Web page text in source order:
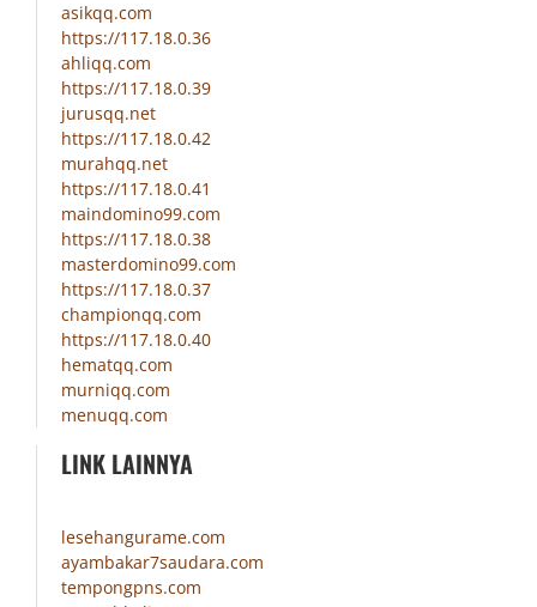
asikqq.com
https://117.18.0.36
ahliqq.com
https://117.18.0.39
jurusqq.net
https://117.18.0.42
murahqq.net
https://117.18.0.41
maindomino99.com
https://117.18.0.38
masterdomino99.com
https://117.18.0.37
championqq.com
https://117.18.0.40
hematqq.com
murniqq.com
menuqq.com
LINK LAINNYA
lesehangurame.com
ayambakar7saudara.com
tempongpns.com